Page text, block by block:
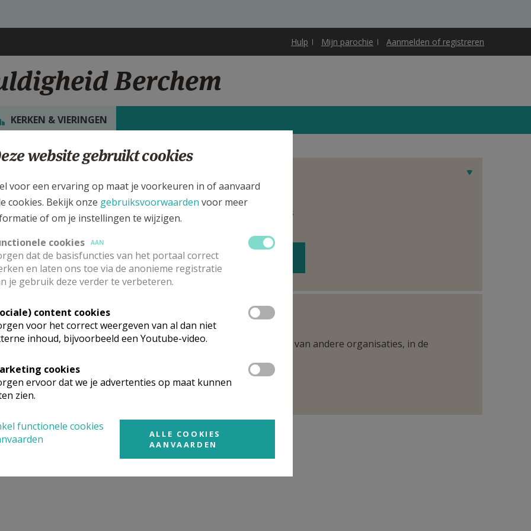
Hulp Mijn parochie Aanmelden of registreren
Berchem
KERKEN & VIERINGEN
de details voor de weekendvieringen die doorgaan in deze kerk, het adres
de kerk, alsook een lijst met kerken in de buurt.
ALLE DETAILS TONEN
gevonden wat je zocht? Hier vind je links naar kerken, eventueel van andere organisaties, in de
in of nabijBerchem
website gebruikt cookies
voor een ervaring op maat je voorkeuren in of aanvaard
cookies. Bekijk onze gebruiksvoorwaarden voor meer
of om je instellingen te wijzigen.
cookies
AAN
dat de basisfuncties van het portaal correct
en laten ons toe via de anonieme registratie
je gebruik deze verder te verbeteren.
content cookies
voor het correct weergeven van al dan niet
inhoud, bijvoorbeeld een Youtube-video.
cookies
ervoor dat we je advertenties op maat kunnen
zien.
functionele cookies
ALLE COOKIES
AANVAARDEN